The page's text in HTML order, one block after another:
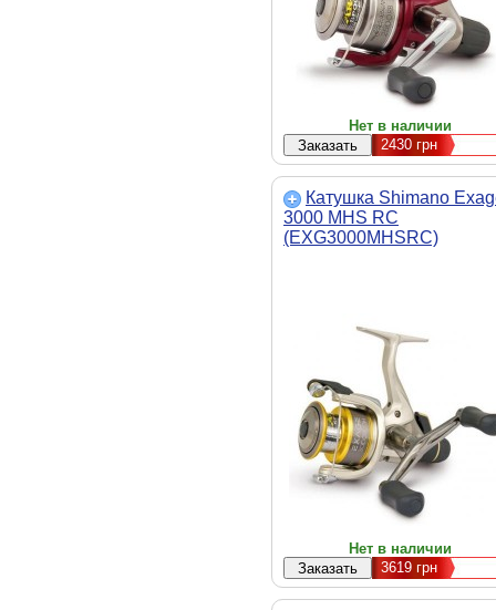
Нет в наличии
2430 грн
Катушка Shimano
3000 MHS RC
(EXG3000MHSRC)
Нет в наличии
3619 грн